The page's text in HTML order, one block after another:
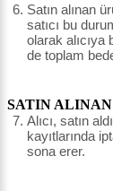
Satın alınan
satıcı bu
olarak alıcıya
de toplam
SATIN
Alıcı, satın
kayıtlarında
sona erer.